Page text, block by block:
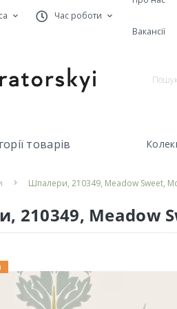
Час роботи
Вакансії
товарів
Шпалери, 210349, Meadow Sweet,
210349, Meadow